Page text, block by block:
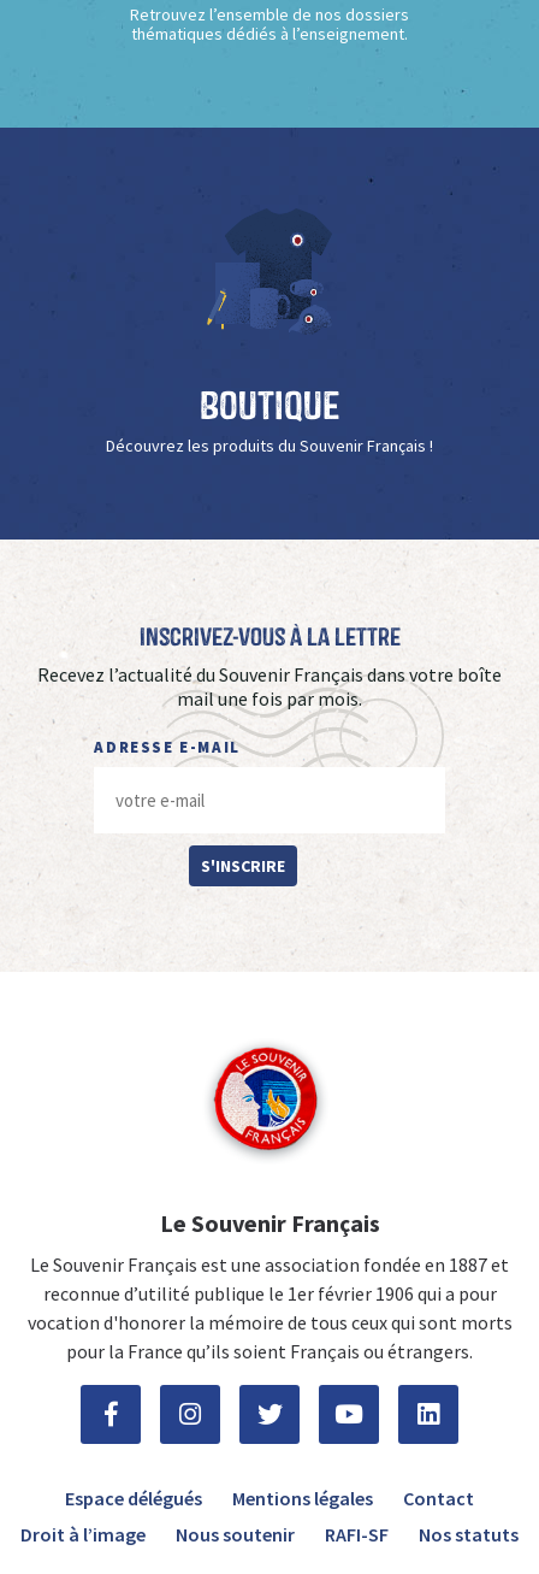
Retrouvez l’ensemble de nos dossiers
thématiques dédiés à l’enseignement.
Boutique
Découvrez les produits du Souvenir Français !
Inscrivez-vous à La Lettre
Recevez l’actualité du Souvenir Français dans votre boîte
mail une fois par mois.
ADRESSE E-MAIL
S'INSCRIRE
Le Souvenir Français
Le Souvenir Français est une association fondée en 1887 et
reconnue d’utilité publique le 1er février 1906 qui a pour
vocation d'honorer la mémoire de tous ceux qui sont morts
pour la France qu’ils soient Français ou étrangers.
Espace délégués Mentions légales
Contact
Droit à l’image
Nous soutenir RAFI-SF Nos statuts